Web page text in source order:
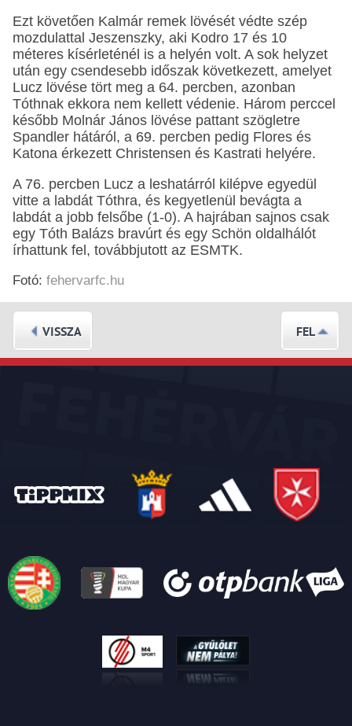
Ezt követően Kalmár remek lövését védte szép
mozdulattal Jeszenszky, aki Kodro 17 és 10
méteres kísérleténél is a helyén volt. A sok helyzet
után egy csendesebb időszak következett, amelyet
Lucz lövése tört meg a 64. percben, azonban
Tóthnak ekkora nem kellett védenie. Három perccel
később Molnár János lövése pattant szögletre
Spandler hátáról, a 69. percben pedig Flores és
Katona érkezett Christensen és Kastrati helyére.
A 76. percben Lucz a leshatárról kilépve egyedül
vitte a labdát Tóthra, és kegyetlenül bevágta a
labdát a jobb felsőbe (1-0). A hajrában sajnos csak
egy Tóth Balázs bravúrt és egy Schön oldalhálót
írhattunk fel, továbbjutott az ESMTK.
Fotó: fehervarfc.hu
VISSZA FEL